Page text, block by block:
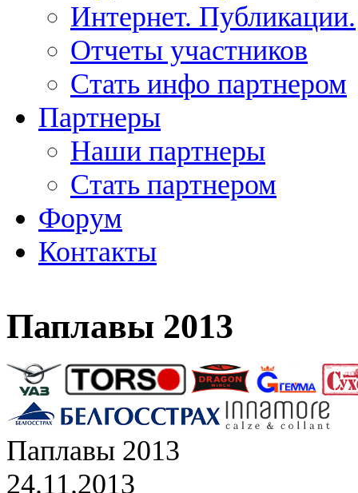
Интернет. Публикации.
Отчеты участников
Стать инфо партнером
Партнеры
Наши партнеры
Стать партнером
Форум
Контакты
Паплавы 2013
Паплавы 2013
24.11.2013